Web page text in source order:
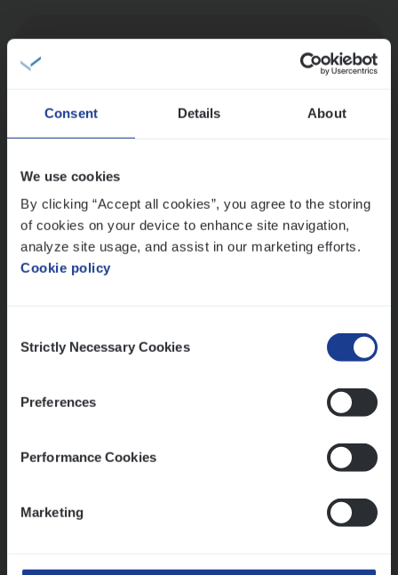
Consent Details About
We use cookies
By clicking “Accept all cookies”, you agree to the storing
of cookies on your device to enhance site navigation,
analyze site usage, and assist in our marketing efforts.
Cookie policy
Selection
Strictly Necessary Cookies
Preferences
Performance Cookies
Marketing
Test Ana­lyst
IT, Change & Innovation
Antwerpen
Lees onze verhalen
Meer dan collega’s: hoe Julie en Aurélie elkaar
versterken
Mathias houdt van diepgaande dossiers én droge